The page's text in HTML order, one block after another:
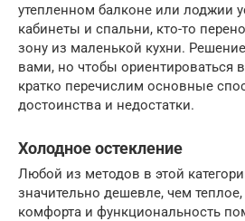
утепленном балконе или лоджии
кабинеты и спальни, кто-то
зону из маленькой кухни.
вами, но чтобы ориентироваться
кратко перечислим основные
достоинства и недостатки.
Холодное остекление
Любой из методов в этой
значительно дешевле, чем
комфорта и функциональность